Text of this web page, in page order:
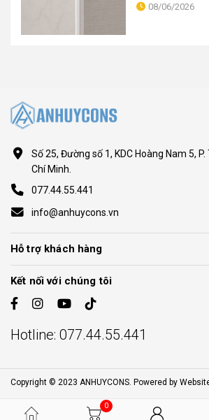
08/06/2026
Số 25, Đường số 1, KDC Hoàng Nam 5, P.
Chí Minh.
077.44.55.441
info@anhuycons.vn
Hỗ trợ khách hàng
Kết nối với chúng tôi
Hotline: 077.44.55.441
Copyright © 2023 ANHUYCONS. Powered by
0